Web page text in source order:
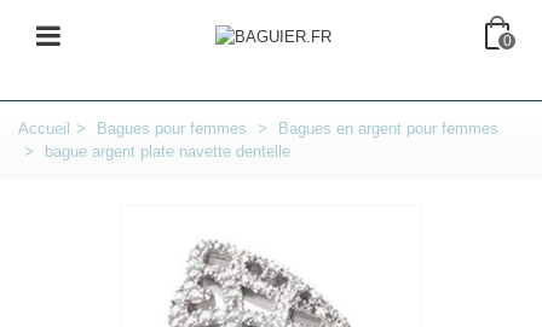
0
Accueil > Bagues pour femmes >
Bagues en argent pour femmes
>
bague argent plate navette dentelle